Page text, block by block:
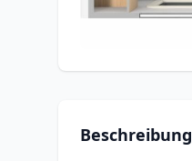
Beschreibung